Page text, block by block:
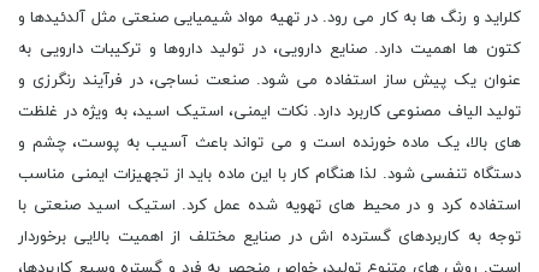
کلراید و رنگ ها به کار می رود. در تهیه مواد شیمیایی صنعتی مثل آلدئیدها و
کتون ها اهمیت دارد. صنایع دارویی، در تولید داروها و ترکیبات دارویی به
عنوان یک پیش ساز استفاده می شود. صنعت نساجی، در فرآیند رنگرزی و
تولید الیاف مصنوعی کاربرد دارد. نکات ایمنی، استیک اسید، به ویژه در غلظت
های بالا، یک ماده خورنده است و می تواند باعث آسیب به پوست، چشم و
دستگاه تنفسی شود. لذا هنگام کار با این ماده باید از تجهیزات ایمنی مناسب
استفاده کرد و در محیط های تهویه شده عمل کرد. استیک اسید صنعتی با
توجه به کاربردهای گسترده اش در صنایع مختلف از اهمیت بالایی برخوردار